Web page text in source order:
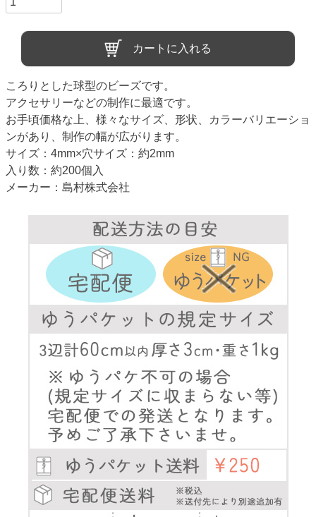
カートに入れる
ころりとした球型のビーズです。
アクセサリーなどの制作に最適です。
お手頃価格な上、様々なサイズ、形状、カラーバリエーショ
ンがあり、制作の幅が広がります。
サイズ：4mm×穴サイズ：約2mm
入り数：約200個入
メーカー：島村株式会社